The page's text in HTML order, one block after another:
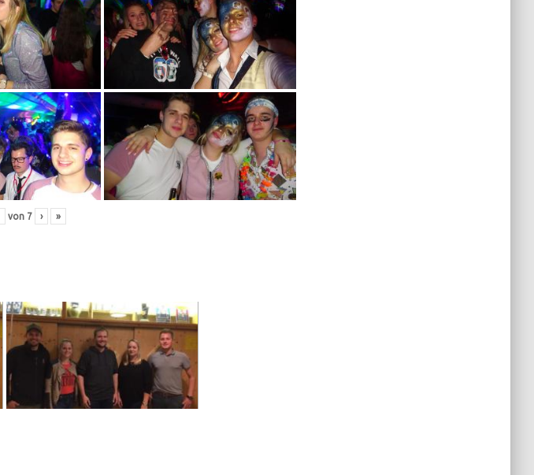
von 7 › »